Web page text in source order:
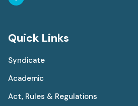
Quick Links
Syndicate
Academic
Act, Rules & Regulations